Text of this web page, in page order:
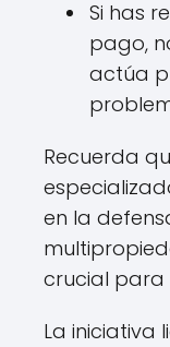
Si has
pago,
actúa
Recuerda
en la
crucial para
La iniciativa